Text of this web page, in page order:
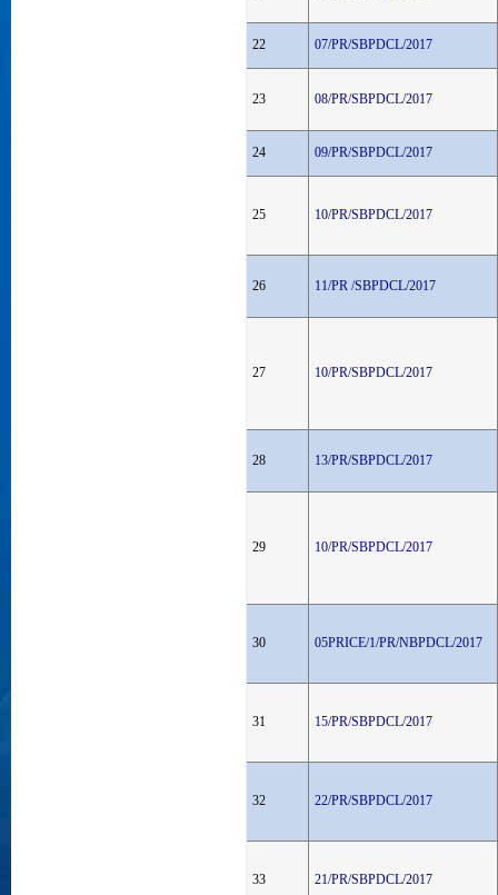
22 07/PR/SBPDCL/2017
23 08/PR/SBPDCL/2017
24 09/PR/SBPDCL/2017
25 10/PR/SBPDCL/2017
26 11/PR /SBPDCL/2017
27 10/PR/SBPDCL/2017
28 13/PR/SBPDCL/2017
29 10/PR/SBPDCL/2017
30 05PRICE/1/PR/NBPDCL/2017
31 15/PR/SBPDCL/2017
32 22/PR/SBPDCL/2017
33 21/PR/SBPDCL/2017